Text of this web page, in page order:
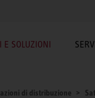
E SOLUZIONI
di distribuzione